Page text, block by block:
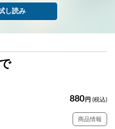
し読み
880 円 (税込)
商品情報